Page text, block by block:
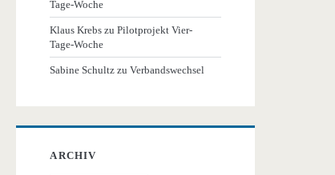
Tage-Woche
Klaus Krebs zuPilotprojekt Vier-
Tage-Woche
Sabine Schultz zuVerbandswechsel
ARCHIV